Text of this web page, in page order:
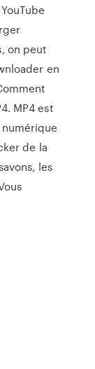
on peut
en
MP4 est
de la
les